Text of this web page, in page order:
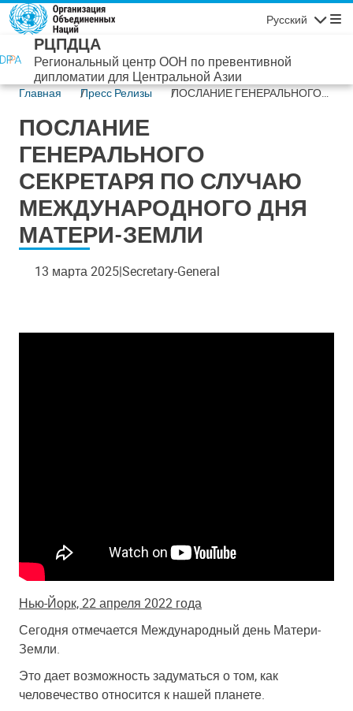
Перейти к основному содержанию
Русский
РЦПДЦА
Региональный центр ООН по превентивной
дипломатии для Центральной Азии
Главная Пресс Релизы
ПОСЛАНИЕ ГЕНЕРАЛЬНОГО
ПОСЛАНИЕ
ГЕНЕРАЛЬНОГО
СЕКРЕТАРЯ ПО СЛУЧАЮ
МЕЖДУНАРОДНОГО ДНЯ
МАТЕРИ-ЗЕМЛИ
13 марта 2025Secretary-General
Нью-Йорк, 22 апреля 2022 года
Сегодня отмечается Международный день Матери-
Земли.
Это дает возможность задуматься о том, как
человечество относится к нашей планете.